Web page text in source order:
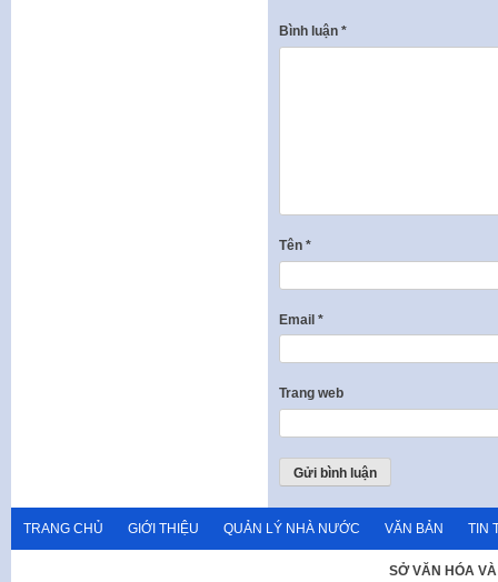
Bình luận *
Tên *
Email *
Trang web
TRANG CHỦ GIỚI THIỆU QUẢN LÝ NHÀ NƯỚC VĂN BẢN TIN
SỞ VĂN HÓA